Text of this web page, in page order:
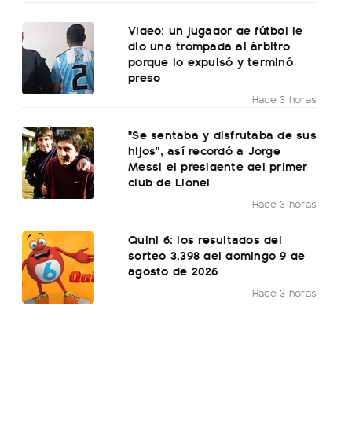
Video: un jugador de fútbol le
dio una trompada al árbitro
porque lo expulsó y terminó
preso
Hace 3 horas
"Se sentaba y disfrutaba de sus
hijos", así recordó a Jorge
Messi el presidente del primer
club de Lionel
Hace 3 horas
Quini 6: los resultados del
sorteo 3.398 del domingo 9 de
agosto de 2026
Hace 3 horas